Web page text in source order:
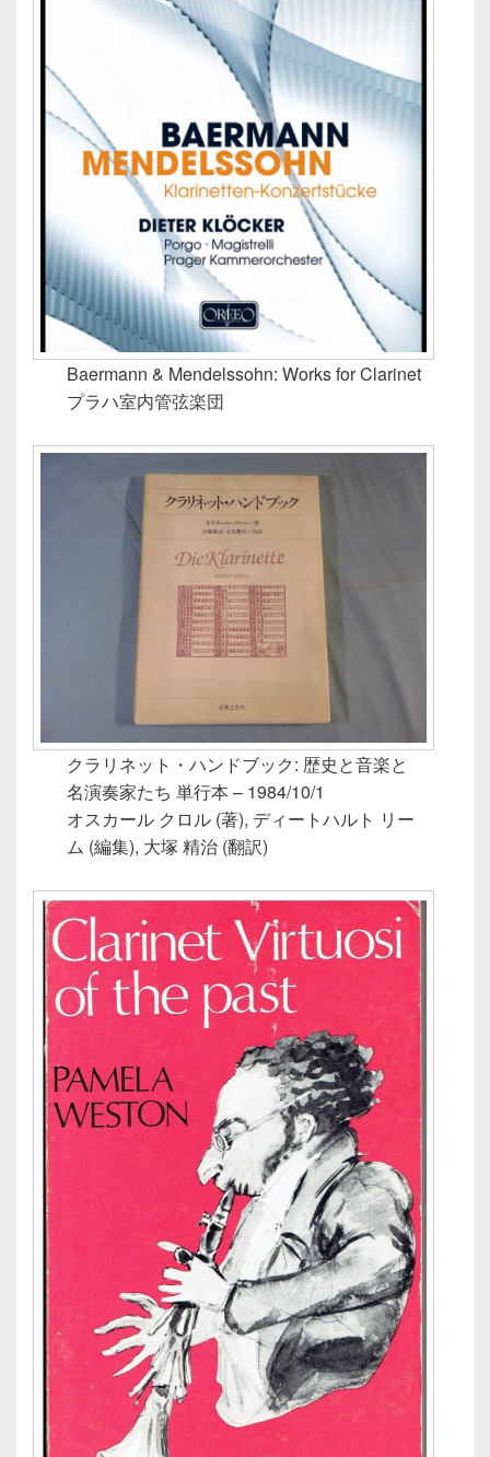
Baermann & Mendelssohn: Works for Clarinet
プラハ室内管弦楽団
クラリネット・ハンドブック: 歴史と音楽と
名演奏家たち 単行本 – 1984/10/1
オスカール クロル (著), ディートハルト リー
ム (編集), 大塚 精治 (翻訳)